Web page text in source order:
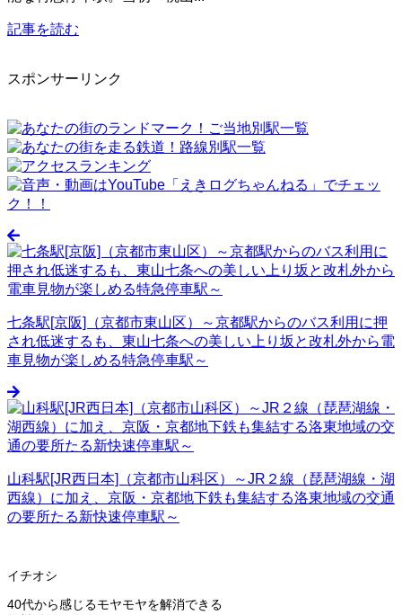
記事を読む
スポンサーリンク
七条駅[京阪]（京都市東山区）～京都駅からのバス利用に押
され低迷するも、東山七条への美しい上り坂と改札外から電
車見物が楽しめる特急停車駅～
山科駅[JR西日本]（京都市山科区）～JR２線（琵琶湖線・湖
西線）に加え、京阪・京都地下鉄も集結する洛東地域の交通
の要所たる新快速停車駅～
イチオシ
40代から感じるモヤモヤを解消できる